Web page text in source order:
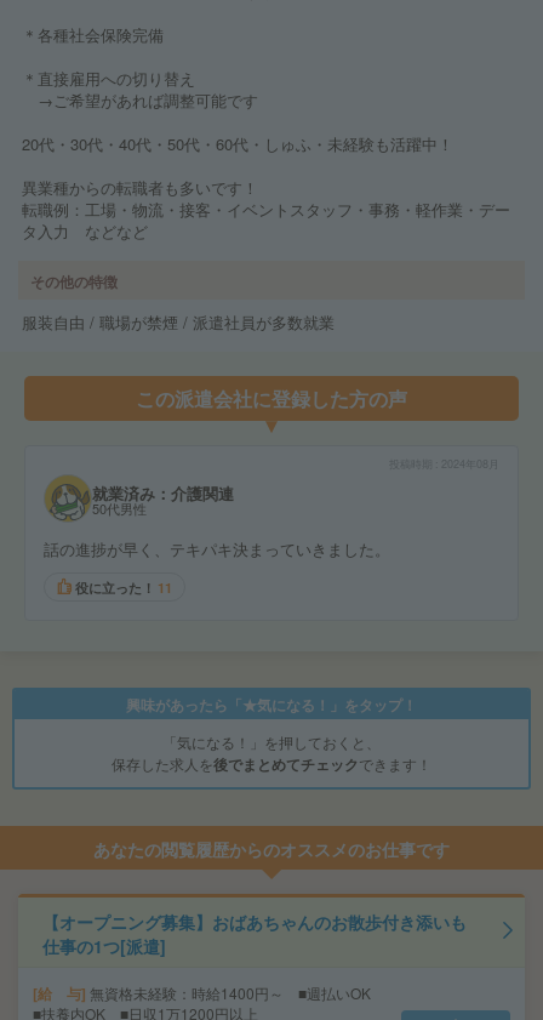
＊各種社会保険完備
＊直接雇用への切り替え
→ご希望があれば調整可能です
20代・30代・40代・50代・60代・しゅふ・未経験も活躍中！
異業種からの転職者も多いです！
転職例：工場・物流・接客・イベントスタッフ・事務・軽作業・デー
タ入力 などなど
その他の特徴
服装自由 / 職場が禁煙 / 派遣社員が多数就業
この派遣会社に登録した方の声
2024年08月
就業済み：介護関連
50代男性
話の進捗が早く、テキパキ決まっていきました。
役に立った！ 11
興味があったら「★気になる！」をタップ！
「気になる！」を押しておくと、
保存した求人を後でまとめてチェックできます！
あなたの閲覧履歴からのオススメのお仕事です
【オープニング募集】おばあちゃんのお散歩付き添いも
仕事の1つ[派遣]
給 与 無資格未経験：時給1400円～ ■週払いOK
■扶養内OK ■日収1万1200円以上